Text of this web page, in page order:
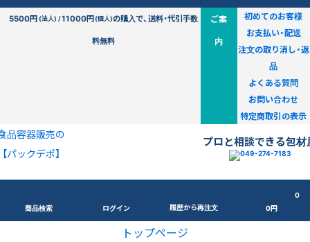
5500円(法人) /11000円(個人)の購入で、送料・代引手数
料無料
ご案
内
初めてのお客様
お支払い・配送
注文の取り消し・返
品
よくある質問
お問い合わせ
特定商取引の表示
品容器販売の
【パックデポ】
プロと相談できる包材
商品検索 ログイン 履歴から再注文
0
0円
トップページ